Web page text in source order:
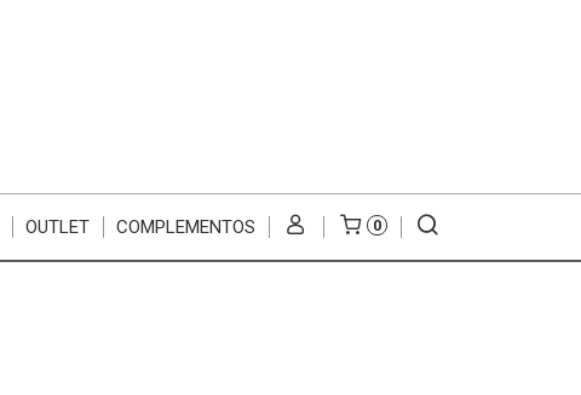
OUTLET COMPLEMENTOS 0